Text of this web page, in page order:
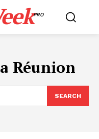
PRO
Réunion
SEARCH